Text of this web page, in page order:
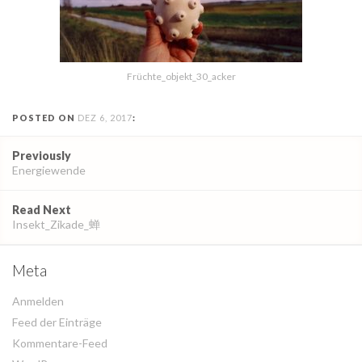
Früchte_objekt_30_acker
POSTED ON DEZ 6, 2017:
navigation
Previously
Energiewende
Read Next
Insekt_Zikade_蝉
Meta
Anmelden
Feed der Einträge
Kommentare-Feed